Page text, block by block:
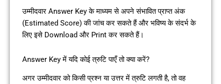
उम्मीदवार Answer Key के माध्यम से अपने संभावित प्राप्त अंक
(Estimated Score) की जांच कर सकते हैं और भविष्य के संदर्भ के
लिए इसे Download और Print कर सकते हैं।
Answer Key में यदि कोई त्रुटि पाएँ तो क्या करें?
अगर उम्मीदवार को किसी प्रश्न या उत्तर में त्रुटि लगती है, तो वह